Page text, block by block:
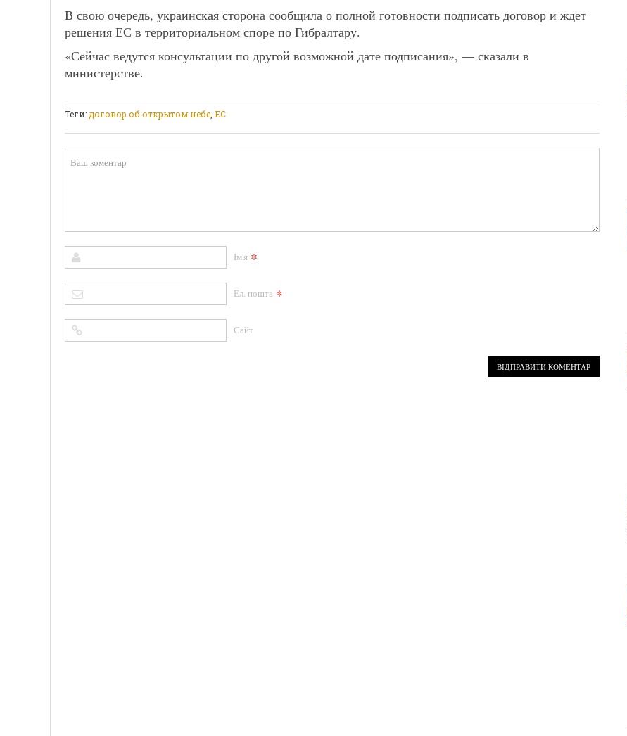
В свою очередь, украинская сторона сообщила о полной готовности подписать договор и ждет
решения ЕС в территориальном споре по Гибралтару.
«Сейчас ведутся консультации по другой возможной дате подписания», — сказали в
министерстве.
Теги: договор об открытом небе ЕС
Ім'я *
Ел. пошта *
Сайт